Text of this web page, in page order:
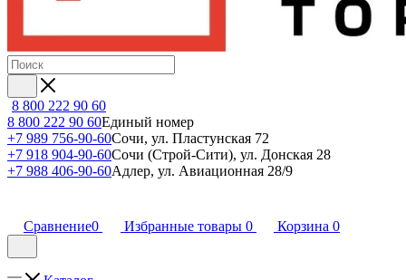
8 800 222 90 60
8 800 222 90 60Единый номер
+7 989 756-90-60Сочи, ул. Пластунская 72
+7 918 904-90-60Сочи (Строй-Сити), ул. Донская 28
+7 988 406-90-60Адлер, ул. Авиационная 28/9
Сравнение0 Избранные товары 0 Корзина 0